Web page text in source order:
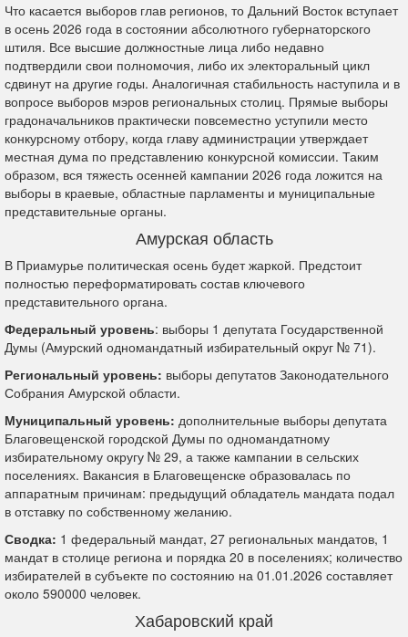
Что касается выборов глав регионов, то Дальний Восток вступает
в осень 2026 года в состоянии абсолютного губернаторского
штиля. Все высшие должностные лица либо недавно
подтвердили свои полномочия, либо их электоральный цикл
сдвинут на другие годы. Аналогичная стабильность наступила и в
вопросе выборов мэров региональных столиц. Прямые выборы
градоначальников практически повсеместно уступили место
конкурсному отбору, когда главу администрации утверждает
местная дума по представлению конкурсной комиссии. Таким
образом, вся тяжесть осенней кампании 2026 года ложится на
выборы в краевые, областные парламенты и муниципальные
представительные органы.
Амурская область
В Приамурье политическая осень будет жаркой. Предстоит
полностью переформатировать состав ключевого
представительного органа.
Федеральный уровень: выборы 1 депутата Государственной
Думы (Амурский одномандатный избирательный округ № 71).
Региональный уровень: выборы депутатов Законодательного
Собрания Амурской области.
Муниципальный уровень: дополнительные выборы депутата
Благовещенской городской Думы по одномандатному
избирательному округу № 29, а также кампании в сельских
поселениях. Вакансия в Благовещенске образовалась по
аппаратным причинам: предыдущий обладатель мандата подал
в отставку по собственному желанию.
Сводка: 1 федеральный мандат, 27 региональных мандатов, 1
мандат в столице региона и порядка 20 в поселениях; количество
избирателей в субъекте по состоянию на 01.01.2026 составляет
около 590000 человек.
Хабаровский край